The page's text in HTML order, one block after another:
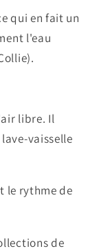
qui en fait un
l'eau
libre. Il
vaisselle
le rythme de
de